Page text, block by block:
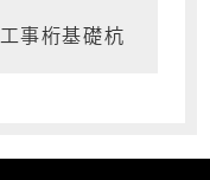
工事桁基礎杭